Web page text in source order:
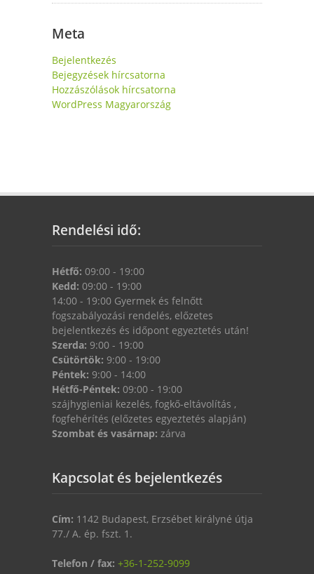
Meta
Bejelentkezés
Bejegyzések hírcsatorna
Hozzászólások hírcsatorna
WordPress Magyarország
Rendelési idő:
Hétfő: 09:00 - 19:00
Kedd: 09:00 - 19:00
14:00 - 19:00 Gyermek és felnőtt
fogszabályozási rendelés, előzetes
bejelentkezés és időpont egyeztetés után!
Szerda: 9:00 - 19:00
Csütörtök: 9:00 - 19:00
Péntek: 9:00 - 14:00
Hétfő-Péntek: 09:00 - 19:00
szájhygieniai kezelés, fogkő-eltávolítás ,
fogfehérítés (előzetes egyeztetés alapján)
Szombat és vasárnap: zárva
Kapcsolat és bejelentkezés
Cím: 1142 Budapest, Erzsébet királyné útja
77./ A. ép. fszt. 1.
Telefon / fax: +36-1-252-9099